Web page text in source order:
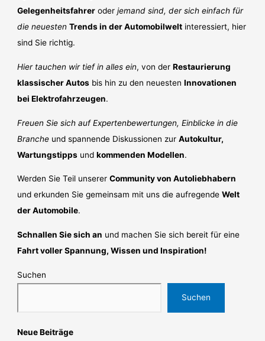
Gelegenheitsfahrer oderjemand sind, der sich einfach für
die neuesten Trends in der Automobilwelt interessiert, hier
sind Sie richtig.
Hier tauchen wir tief in alles ein, von derRestaurierung
klassischer Autos bis hin zu den neuestenInnovationen
bei Elektrofahrzeugen.
Freuen Sie sich auf Expertenbewertungen, Einblicke in die
Branche und spannende Diskussionen zurAutokultur,
Wartungstipps undkommenden Modellen.
Werden Sie Teil unsererCommunity von Autoliebhabern
und erkunden Sie gemeinsam mit uns die aufregendeWelt
der Automobile.
Schnallen Sie sich an und machen Sie sich bereit für eine
Fahrt voller Spannung, Wissen und Inspiration!
Suchen
Suchen
Neue Beiträge